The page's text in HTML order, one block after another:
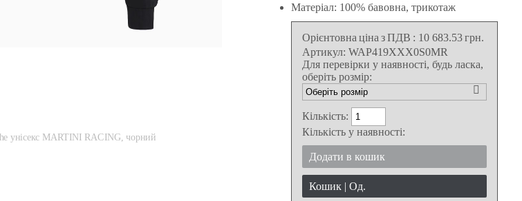
Матеріал: 100% бавовна, трикотаж
Орієнтовна ціна з ПДВ : 10 683.53грн.
Артикул: WAP419XXX0S0MR
Для перевірки у наявності, будь ласка,
оберіть розмір:
Кількість:
Кількість у наявності:
Додати в кошик
Кошик | Од.